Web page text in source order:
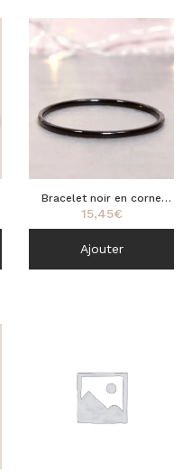
Bracelet noir en corne
4mm
15,45€
Ajouter